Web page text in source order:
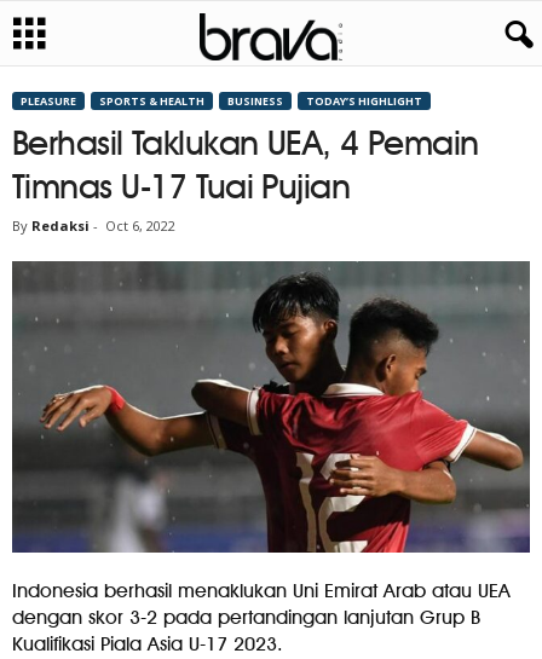
PLEASURE SPORTS & HEALTH BUSINESS TODAY’S HIGHLIGHT
Berhasil Taklukan UEA, 4 Pemain
Timnas U-17 Tuai Pujian
By Redaksi - Oct 6, 2022
Indonesia berhasil menaklukan Uni Emirat Arab atau UEA
dengan skor 3-2 pada pertandingan lanjutan Grup B
Kualifikasi Piala Asia U-17 2023.